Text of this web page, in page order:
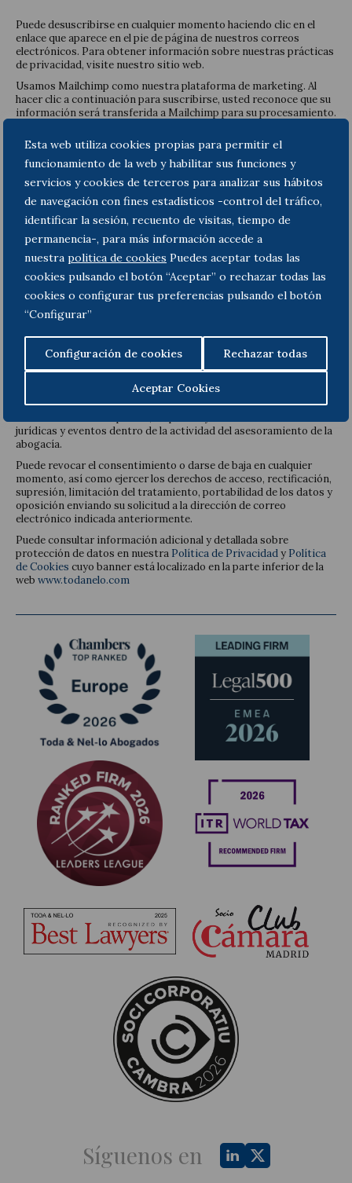
Esta web utiliza cookies propias para permitir el
funcionamiento de la web y habilitar sus funciones y
servicios y cookies de terceros para analizar sus hábitos
de navegación con fines estadísticos -control del tráfico,
identificar la sesión, recuento de visitas, tiempo de
permanencia-, para más información accede a
nuestra politica de cookies Puedes aceptar todas las
cookies pulsando el botón “Aceptar” o rechazar todas las
cookies o configurar tus preferencias pulsando el botón
“Configurar”
Configuración de cookies Rechazar todas
Aceptar Cookies
Puede desuscribirse en cualquier momento haciendo clic en el
enlace que aparece en el pie de página de nuestros correos
electrónicos. Para obtener información sobre nuestras prácticas
de privacidad, visite nuestro sitio web.
Usamos Mailchimp como nuestra plataforma de marketing. Al
hacer clic a continuación para suscribirse, usted reconoce que su
información será transferida a Mailchimp para su procesamiento.
Mailchimp's aquí.
política de privacidad
Este sitio está protegido por reCAPTCHA y Google Política de
privacidad
y se aplican Condiciones del servicio
Responsable del Tratamiento: IURISDIAGONAL, S.L.P, Avda.
circulares e información jurídica de actualidad, siendo la base
legal del tratamiento el consentimiento o el interés legítimo de
jurídicas y eventos dentro de la actividad del asesoramiento de la
abogacía.
Puede revocar el consentimiento o darse de baja en cualquier
momento, así como ejercer los derechos de acceso, rectificación,
supresión, limitación del tratamiento, portabilidad de los datos y
oposición enviando su solicitud a la dirección de correo
electrónico indicada anteriormente.
Puede consultar información adicional y detallada sobre
protección de datos en nuestra Política de Privacidady Política
de Cookies cuyo banner está localizado en la parte inferior de la
web www.todanelo.com
Síguenos en